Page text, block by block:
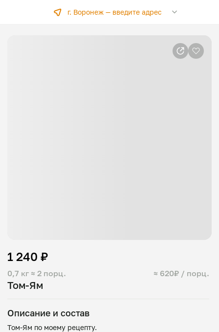
г. Воронеж —введите адрес
Том-Ям
0,7 кг ≈ 2 порц. ≈ 620₽ / порц.
1 240 ₽
Описание и состав
Том-Ям по моему рецепту.